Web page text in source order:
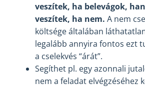
veszítek, ha belevágok,
veszítek, ha nem. A nem
költsége általában
legalább annyira fontos ezt
a cselekvés “árát”.
Segíthet pl. egy azonnali
nem a feladat elvégzéséhez